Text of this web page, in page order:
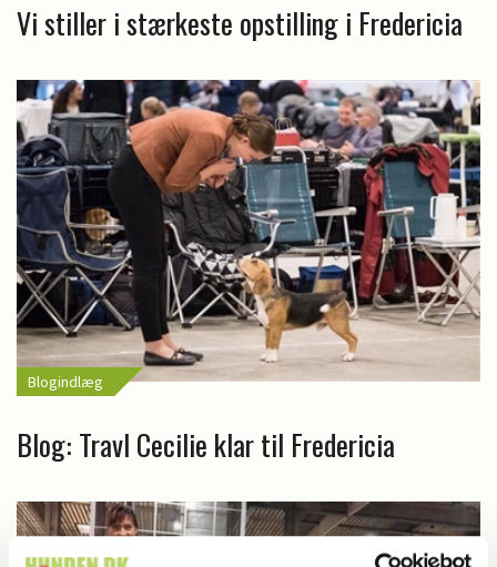
Vi stiller i stærkeste opstilling i Fredericia
Blogindlæg
Blog: Travl Cecilie klar til Fredericia